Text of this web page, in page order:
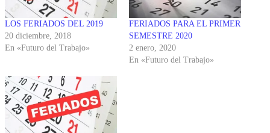
LOS FERIADOS DEL 2019
20 diciembre, 2018
En «Futuro del Trabajo»
FERIADOS PARA EL PRIMER
SEMESTRE 2020
2 enero, 2020
En «Futuro del Trabajo»